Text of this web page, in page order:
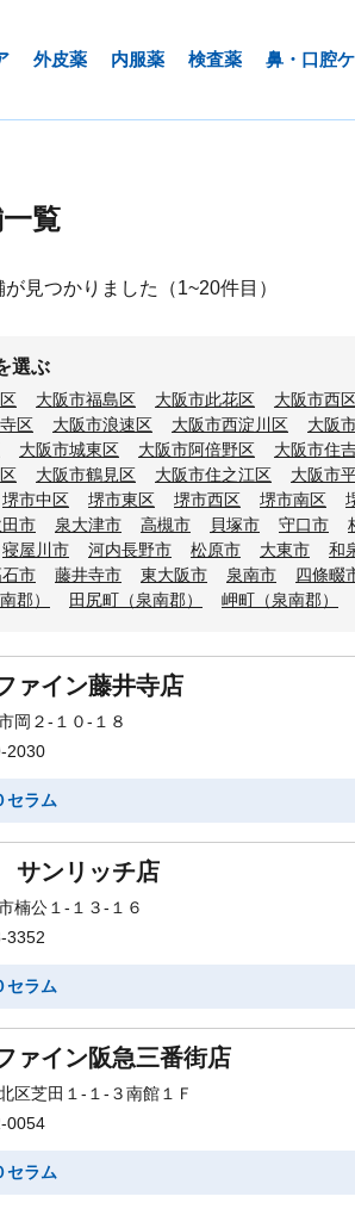
外皮薬 内服薬 検査薬 鼻・口腔
覧
が見つかりました （1~20件目）
選ぶ
大阪市福島区 大阪市此花区
大阪市西
区
大阪市浪速区 大阪市西淀川区
大阪
大阪市城東区 大阪市阿倍野区
大阪市住
大阪市鶴見区 大阪市住之江区
大阪市
堺市中区 堺市東区 堺市西区 堺市南区
田市 泉大津市 高槻市 貝塚市 守口市
寝屋川市 河内長野市 松原市 大東市
和
市 藤井寺市 東大阪市 泉南市
四條畷
郡）
田尻町（泉南郡） 岬町（泉南郡）
ァイン藤井寺店
岡２-１０-１８
2030
セラム
サンリッチ店
楠公１-１３-１６
3352
セラム
ァイン阪急三番街店
区芝田１-１-３南館１Ｆ
0054
セラム